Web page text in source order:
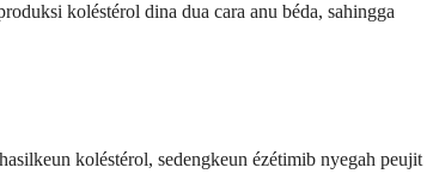
koléstérol dina dua cara anu béda, sahingga
koléstérol, sedengkeun ézétimib nyegah peujit